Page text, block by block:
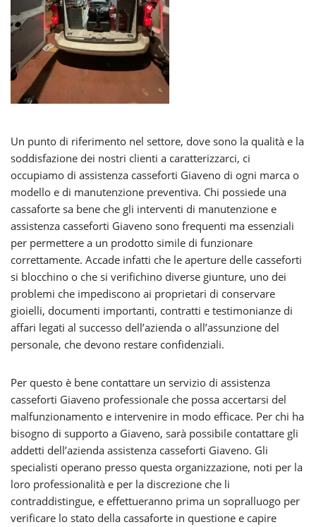
Un punto di riferimento nel settore, dove sono la qualità e la
soddisfazione dei nostri clienti a caratterizzarci, ci
occupiamo di assistenza casseforti Giaveno di ogni marca o
modello e di manutenzione preventiva. Chi possiede una
cassaforte sa bene che gli interventi di manutenzione e
assistenza casseforti Giaveno sono frequenti ma essenziali
per permettere a un prodotto simile di funzionare
correttamente. Accade infatti che le aperture delle casseforti
si blocchino o che si verifichino diverse giunture, uno dei
problemi che impediscono ai proprietari di conservare
gioielli, documenti importanti, contratti e testimonianze di
affari legati al successo dell’azienda o all’assunzione del
personale, che devono restare confidenziali.
Per questo è bene contattare un servizio di assistenza
casseforti Giaveno professionale che possa accertarsi del
malfunzionamento e intervenire in modo efficace. Per chi ha
bisogno di supporto a Giaveno, sarà possibile contattare gli
addetti dell’azienda assistenza casseforti Giaveno. Gli
specialisti operano presso questa organizzazione, noti per la
loro professionalità e per la discrezione che li
contraddistingue, e effettueranno prima un sopralluogo per
verificare lo stato della cassaforte in questione e capire